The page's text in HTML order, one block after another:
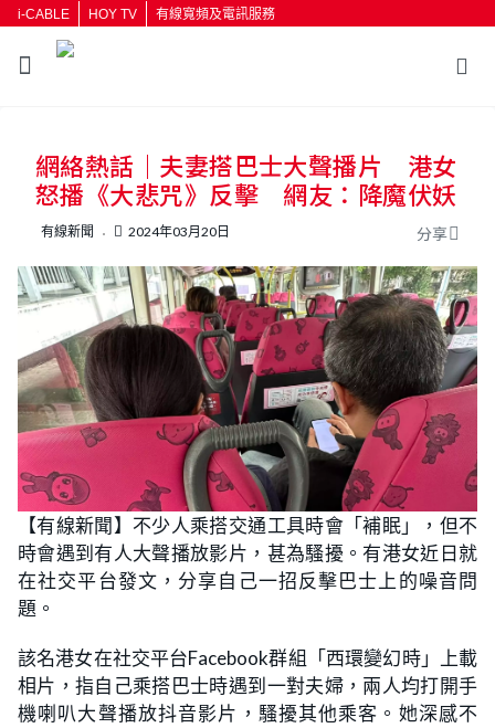
i-CABLE HOY TV 有線寬頻及電訊服務
按輸入鍵開始搜尋
網絡熱話｜夫妻搭巴士大聲播片 港女
怒播《大悲咒》反擊 網友：降魔伏妖
有線新聞 2024年03月20日 分享
【有線新聞】不少人乘搭交通工具時會「補眠」，但不
時會遇到有人大聲播放影片，甚為騷擾。有港女近日就
在社交平台發文，分享自己一招反擊巴士上的噪音問
題。
該名港女在社交平台Facebook群組「西環變幻時」上載
相片，指自己乘搭巴士時遇到一對夫婦，兩人均打開手
機喇叭大聲播放抖音影片，騷擾其他乘客。她深感不